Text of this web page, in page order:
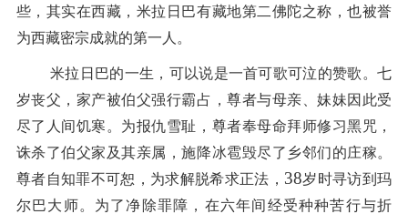
些，其实在西藏，米拉日巴有藏地第二佛陀之称，也被誉
为西藏密宗成就的第一人。
米拉日巴的一生，可以说是一首可歌可泣的赞歌。七
岁丧父，家产被伯父强行霸占，尊者与母亲、妹妹因此受
尽了人间饥寒。为报仇雪耻，尊者奉母命拜师修习黑咒，
诛杀了伯父家及其亲属，施降冰雹毁尽了乡邻们的庄稼。
尊者自知罪不可恕，为求解脱希求正法， 38岁时寻访到玛
尔巴大师。为了净除罪障，在六年间经受种种苦行与折